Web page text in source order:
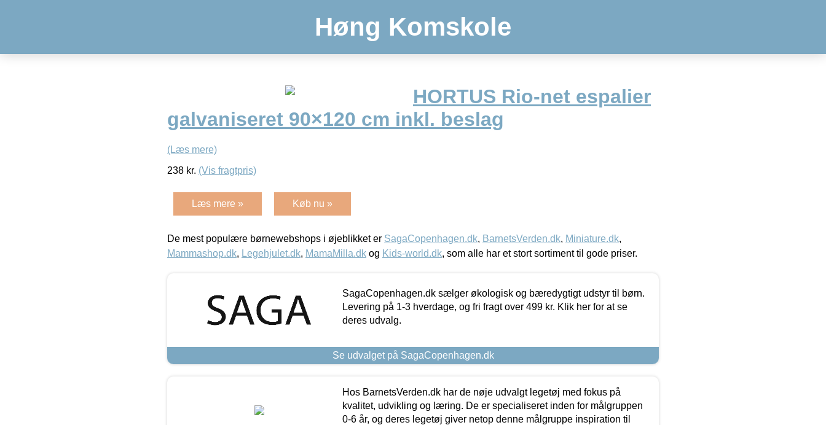
Høng Komskole
HORTUS Rio-net espalier
galvaniseret 90×120 cm inkl. beslag
(Læs mere)
238 kr. (Vis fragtpris)
Læs mere » Køb nu »
De mest populære børnewebshops i øjeblikket er SagaCopenhagen.dk, BarnetsVerden.dk, Miniature.dk,
Mammashop.dk, Legehjulet.dk, MamaMilla.dk og Kids-world.dk, som alle har et stort sortiment til gode priser.
SagaCopenhagen.dk sælger økologisk og bæredygtigt udstyr til børn.
Levering på 1-3 hverdage, og fri fragt over 499 kr. Klik her for at se
deres udvalg.
Se udvalget på SagaCopenhagen.dk
Hos BarnetsVerden.dk har de nøje udvalgt legetøj med fokus på
kvalitet, udvikling og læring. De er specialiseret inden for målgruppen
0-6 år, og deres legetøj giver netop denne målgruppe inspiration til